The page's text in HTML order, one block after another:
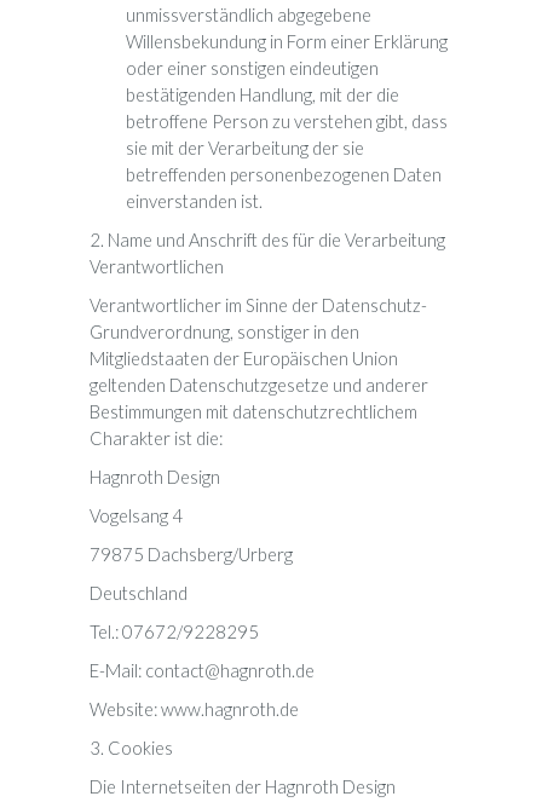
unmissverständlich abgegebene
Willensbekundung in Form einer Erklärung
oder einer sonstigen eindeutigen
bestätigenden Handlung, mit der die
betroffene Person zu verstehen gibt, dass
sie mit der Verarbeitung der sie
betreffenden personenbezogenen Daten
einverstanden ist.
2. Name und Anschrift des für die Verarbeitung
Verantwortlichen
Verantwortlicher im Sinne der Datenschutz-
Grundverordnung, sonstiger in den
Mitgliedstaaten der Europäischen Union
geltenden Datenschutzgesetze und anderer
Bestimmungen mit datenschutzrechtlichem
Charakter ist die:
Hagnroth Design
Vogelsang 4
79875 Dachsberg/Urberg
Deutschland
Tel.: 07672/9228295
E-Mail: contact@hagnroth.de
Website: www.hagnroth.de
3. Cookies
Die Internetseiten der Hagnroth Design